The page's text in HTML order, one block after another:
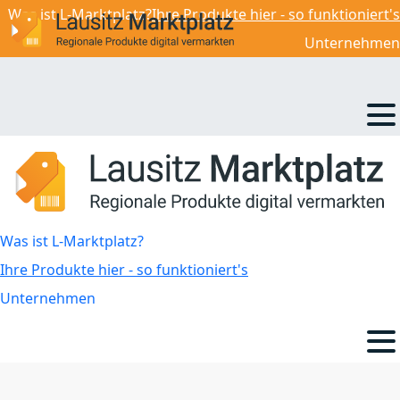
Was ist L-Marktplatz?Ihre Produkte hier - so funktioniert's
Unternehmen
Was ist L-Marktplatz?
Ihre Produkte hier - so funktioniert's
Unternehmen